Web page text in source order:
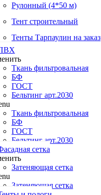
Рулонный (4*50 м)
Тент строительный
Тенты Тарпаулин на заказ
Ткань фильтровальная
БФ
ГОСТ
Бельтинг арт.2030
Ткань фильтровальная
БФ
ГОСТ
Бельтинг арт.2030
сетка
Затеняющая сетка
Затеняющая сетка